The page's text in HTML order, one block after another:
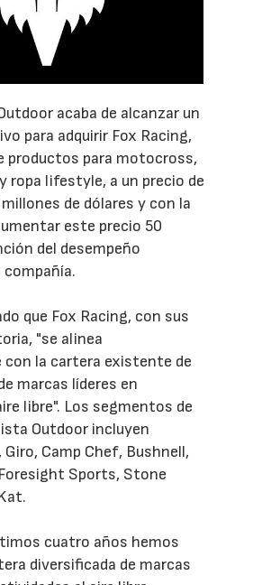
acaba de alcanzar un
para adquirir Fox Racing,
productos para motocross,
ropa lifestyle, a un precio de
de dólares y con la
este precio 50
del desempeño
que Fox Racing, con sus
"se alinea
la cartera existente de
marcas líderes en
libre". Los segmentos de
Outdoor incluyen
Giro, Camp Chef, Bushnell,
Sports, Stone
cuatro años hemos
diversificada de marcas